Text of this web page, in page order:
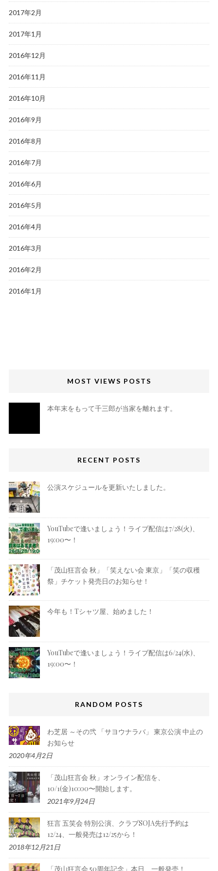
2017年2月
2017年1月
2016年12月
2016年11月
2016年10月
2016年9月
2016年8月
2016年7月
2016年6月
2016年5月
2016年4月
2016年3月
2016年2月
2016年1月
MOST VIEWS POSTS
本年末をもって千三郎が当家を離れます。
RECENT POSTS
公演スケジュールを更新いたしました。
YouTubeで逢いましょう！ライブ配信は7/28(火)、
19:00〜！
「茂山狂言会 秋」「笑えない会 東京」「笑の収穫
祭」チケット発売日のお知らせ！
今年も！Tシャツ屋、始めました！
YouTubeで逢いましょう！ライブ配信は6/24(水)、
19:00〜！
RANDOM POSTS
わ芝居 ～その弐 「サヨウナラバ」 東京公演 中止の
お知らせ
2020年4月2日
「茂山狂言会 秋」オンライン配信を、
10/1(金)10:00〜開始します。
2021年9月24日
狂言 五笑会 特別公演、クラブSOJA先行予約は
12/24、一般発売は12/25から！
2018年12月21日
「茂山狂言会 50周年記念」本日、一般発売！